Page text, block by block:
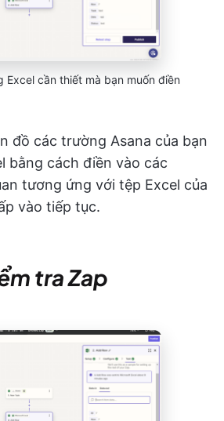
Excel cần thiết mà bạn muốn điền
đồ các trường Asana của bạn
bằng cách điền vào các
tương ứng với tệp Excel của
vào tiếp tục.
tra Zap